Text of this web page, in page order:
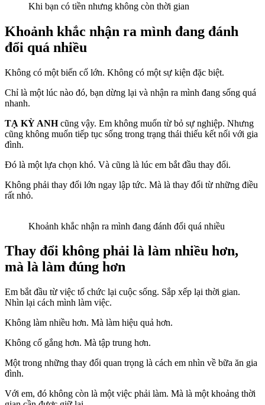
Khi bạn có tiền nhưng không còn thời gian
Khoảnh khắc nhận ra mình đang đánh
đổi quá nhiều
Không có một biến cố lớn. Không có một sự kiện đặc biệt.
Chỉ là một lúc nào đó, bạn dừng lại và nhận ra mình đang sống quá
nhanh.
TẠ KỲ ANHcũng vậy. Em không muốn từ bỏ sự nghiệp. Nhưng
cũng không muốn tiếp tục sống trong trạng thái thiếu kết nối với gia
đình.
Đó là một lựa chọn khó. Và cũng là lúc em bắt đầu thay đổi.
Không phải thay đổi lớn ngay lập tức. Mà là thay đổi từ những điều
rất nhỏ.
Khoảnh khắc nhận ra mình đang đánh đổi quá nhiều
Thay đổi không phải là làm nhiều hơn,
mà là làm đúng hơn
Em bắt đầu từ việc tổ chức lại cuộc sống. Sắp xếp lại thời gian.
Nhìn lại cách mình làm việc.
Không làm nhiều hơn. Mà làm hiệu quả hơn.
Không cố gắng hơn. Mà tập trung hơn.
Một trong những thay đổi quan trọng là cách em nhìn về bữa ăn gia
đình.
Với em, đó không còn là một việc phải làm. Mà là một khoảng thời